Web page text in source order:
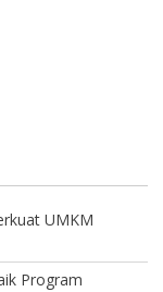
UMKM
Program